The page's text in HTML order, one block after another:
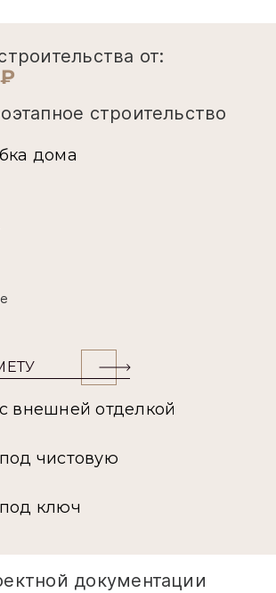
от:
строительство
дома
внешней отделкой
чистовую
ключ
документации